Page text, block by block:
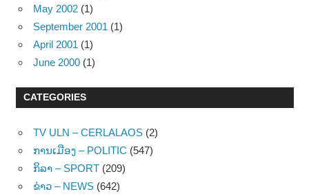
May 2002 (1)
September 2001 (1)
April 2001 (1)
June 2000 (1)
CATEGORIES
TV ULN – CERLALAOS (2)
ການເມືອງ – POLITIC (547)
ກິລາ – SPORT (209)
ຂ່າວ – NEWS (642)